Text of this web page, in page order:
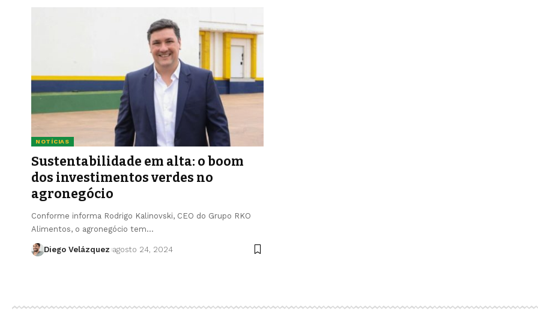
NOTÍCIAS
Sustentabilidade em alta: o boom
dos investimentos verdes no
agronegócio
Conforme informa Rodrigo Kalinovski, CEO do Grupo RKO
Alimentos, o agronegócio tem…
Diego Velázquez agosto 24, 2024